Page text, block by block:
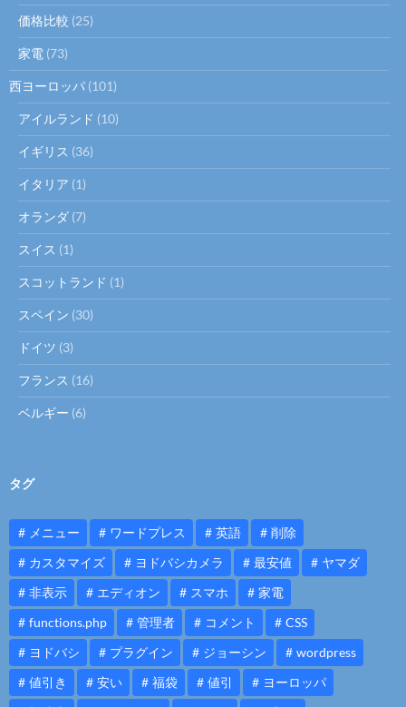
価格比較 (25)
家電 (73)
西ヨーロッパ (101)
アイルランド (10)
イギリス (36)
イタリア (1)
オランダ (7)
スイス (1)
スコットランド (1)
スペイン (30)
ドイツ (3)
フランス (16)
ベルギー (6)
タグ
メニュー ワードプレス 英語
削除
カスタマイズ
ヨドバシカメラ 最安値
ヤマダ
非表示
エディオン スマホ
家電
functions.php
管理者 コメント
CSS
ヨドバシ
プラグイン ジョーシン
wordpress
値引き
安い 福袋 値引
ヨーロッパ